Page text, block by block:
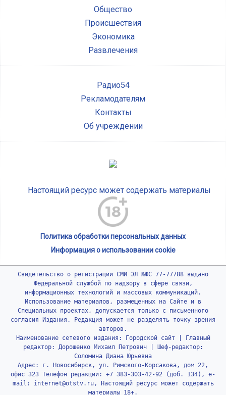
Общество
Происшествия
Экономика
Развлечения
Радио54
Рекламодателям
Контакты
Об учреждении
Настоящий ресурс может содержать материалы
Политика обработки персональных данных
Информация о использовании cookie
Свидетельство о регистрации СМИ ЭЛ №ФС 77-77788 выдано
Федеральной службой по надзору в сфере связи,
информационных технологий и массовых коммуникаций.
Использование материалов, размещенных на Сайте и в
Специальных проектах, допускается только с письменного
согласия Издания. Редакция может не разделять точку зрения
авторов.
Наименование сетевого издания: Городской сайт | Главный
редактор: Дорошенко Михаил Петрович | Шеф-редактор:
Соломина Диана Юрьевна
Адрес: г. Новосибирск, ул. Римского-Корсакова, дом 22,
офис 323 Телефон редакции: +7 383-303-42-92 (доб. 134), e-
mail: internet@otstv.ru, Настоящий ресурс может содержать
материалы 18+.